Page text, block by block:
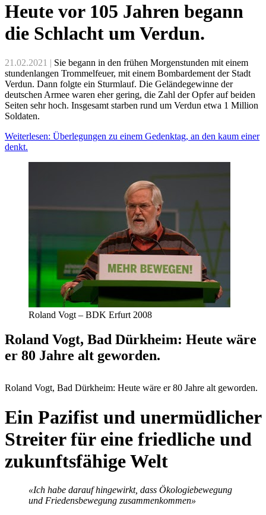
Heute vor 105 Jahren begann
die Schlacht um Verdun.
21.02.2021 | Sie begann in den frühen Morgenstunden mit einem
stundenlangen Trommelfeuer, mit einem Bombardement der Stadt
Verdun. Dann folgte ein Sturmlauf. Die Geländegewinne der
deutschen Armee waren eher gering, die Zahl der Opfer auf beiden
Seiten sehr hoch. Insgesamt starben rund um Verdun etwa 1 Million
Soldaten.
Weiterlesen: Überlegungen zu einem Gedenktag, an den kaum einer
denkt.
Roland Vogt – BDK Erfurt 2008
Roland Vogt, Bad Dürkheim: Heute wäre
er 80 Jahre alt geworden.
Roland Vogt, Bad Dürkheim: Heute wäre er 80 Jahre alt geworden.
Ein Pazifist und unermüdlicher
Streiter für eine friedliche und
zukunftsfähige Welt
«Ich habe darauf hingewirkt, dass Ökologiebewegung
und Friedensbewegung zusammenkommen»